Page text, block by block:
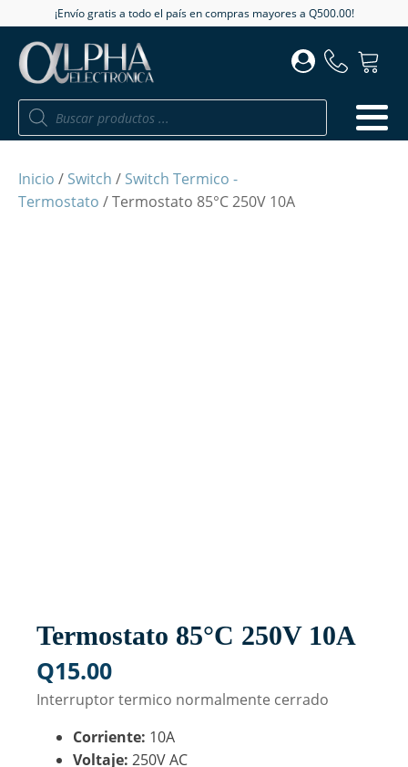
¡Envío gratis a todo el país en compras mayores a Q500.00!
Búsqueda
productos
Inicio / Switch / Switch Termico -
Termostato / Termostato 85°C 250V 10A
Termostato 85°C 250V 10A
Q15.00
Interruptor termico normalmente cerrado
Corriente: 10A
Voltaje: 250V AC